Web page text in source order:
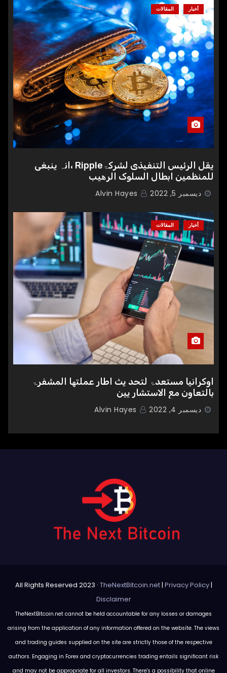
أخبار المقالات
یقل الرئیس التنفیذی لشرکۃRipple ،انہ ینبغی
للمنظمین ابطال السلوک الرھیب
ديسمبر 5, 2022
أخبار المقالات
اوکرانیا مستعدۃ لتحد یث اطار عملتھا المشفرۃ
بالتعاون مع الاستشار یین
ديسمبر 4, 2022
All Rights Reserved 2023 · TheNextBitcoin.net| Privacy Policy|
Disclaimer
TheNextBitcoin.net cannot be held accountable for any losses or damages
arising from the application of any information offered on the website. The views
and trading guides supplied on the site are strictly those of the respective
authors. Engaging in Forex and cryptocurrencies trading entails significant risk
and may not be appropriate for all investors. There's a possibility that online